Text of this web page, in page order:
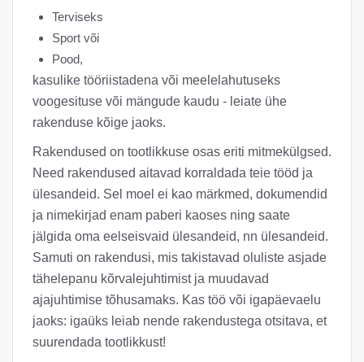
Terviseks
Sport või
Pood,
kasulike tööriistadena või meelelahutuseks
voogesituse või mängude kaudu - leiate ühe
rakenduse kõige jaoks.
Rakendused on tootlikkuse osas eriti mitmekülgsed.
Need rakendused aitavad korraldada teie tööd ja
ülesandeid. Sel moel ei kao märkmed, dokumendid
ja nimekirjad enam paberi kaoses ning saate
jälgida oma eelseisvaid ülesandeid, nn ülesandeid.
Samuti on rakendusi, mis takistavad oluliste asjade
tähelepanu kõrvalejuhtimist ja muudavad
ajajuhtimise tõhusamaks. Kas töö või igapäevaelu
jaoks: igaüks leiab nende rakendustega otsitava, et
suurendada tootlikkust!